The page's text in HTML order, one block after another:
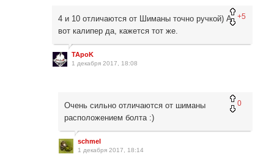
+5
4 и 10 отличаются от Шиманы точно ручкой) А
вот калипер да, кажется тот же.
TApoK
1 декабря 2017, 18:08
0
Очень сильно отличаются от шиманы
расположением болта :)
schmel
1 декабря 2017, 18:14